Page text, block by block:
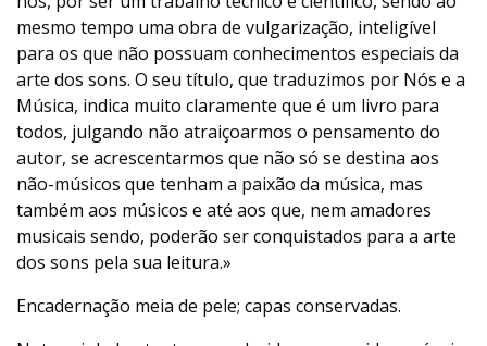
mesmo tempo uma obra de vulgarização, inteligível
para os que não possuam conhecimentos especiais da
arte dos sons. O seu título, que traduzimos por Nós e a
Música, indica muito claramente que é um livro para
todos, julgando não atraiçoarmos o pensamento do
autor, se acrescentarmos que não só se destina aos
não-músicos que tenham a paixão da música, mas
também aos músicos e até aos que, nem amadores
musicais sendo, poderão ser conquistados para a arte
dos sons pela sua leitura.»
Encadernação meia de pele; capas conservadas.